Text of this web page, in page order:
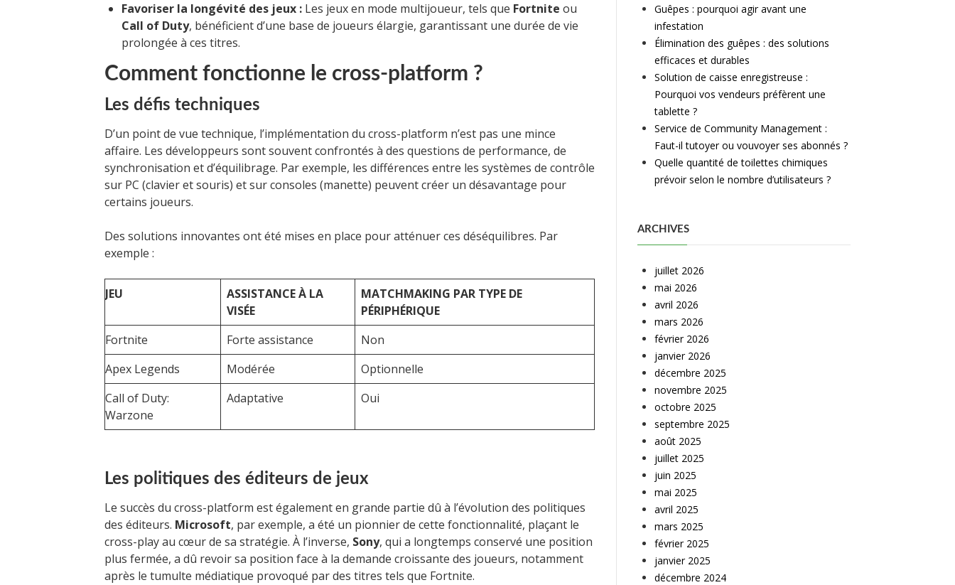
Favoriser la longévité des jeux : Les jeux en mode multijoueur, tels que Fortnite ou
Call of Duty, bénéficient d’une base de joueurs élargie, garantissant une durée de vie
prolongée à ces titres.
Comment fonctionne le cross-platform ?
Les défis techniques
D’un point de vue technique, l’implémentation du cross-platform n’est pas une mince
affaire. Les développeurs sont souvent confrontés à des questions de performance, de
synchronisation et d’équilibrage. Par exemple, les différences entre les systèmes de contrôle
sur PC (clavier et souris) et sur consoles (manette) peuvent créer un désavantage pour
certains joueurs.
Des solutions innovantes ont été mises en place pour atténuer ces déséquilibres. Par
exemple :
JEU
ASSISTANCE À LA
VISÉE
MATCHMAKING PAR TYPE DE
PÉRIPHÉRIQUE
Fortnite
Forte assistance
Non
Apex Legends
Modérée
Optionnelle
Call of Duty:
Warzone
Adaptative Oui
Les politiques des éditeurs de jeux
Le succès du cross-platform est également en grande partie dû à l’évolution des politiques
des éditeurs. Microsoft, par exemple, a été un pionnier de cette fonctionnalité, plaçant le
cross-play au cœur de sa stratégie. À l’inverse, Sony, qui a longtemps conservé une position
plus fermée, a dû revoir sa position face à la demande croissante des joueurs, notamment
après le tumulte médiatique provoqué par des titres tels que Fortnite.
Guêpes : pourquoi agir avant une
infestation
Élimination des guêpes : des solutions
efficaces et durables
Solution de caisse enregistreuse :
Pourquoi vos vendeurs préfèrent une
tablette ?
Service de Community Management :
Faut-il tutoyer ou vouvoyer ses abonnés ?
Quelle quantité de toilettes chimiques
prévoir selon le nombre d’utilisateurs ?
ARCHIVES
juillet 2026
mai 2026
avril 2026
mars 2026
février 2026
janvier 2026
décembre 2025
novembre 2025
octobre 2025
septembre 2025
août 2025
juillet 2025
juin 2025
mai 2025
avril 2025
mars 2025
février 2025
janvier 2025
décembre 2024